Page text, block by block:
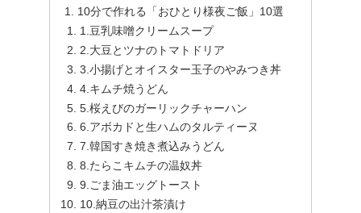
10分で作れる「おひとり様夜ご飯」10選
1.豆乳味噌クリームスープ
2.大豆とツナのトマトドリア
3.小揚げとオイスター玉子のやみつき丼
4.キムチ焼うどん
5.桜えびのガーリックチャーハン
6.アボカドと生ハムのタルティーヌ
7.韓国すき焼き煮込みうどん
8.たらこキムチの温奴丼
9.ごま油エッグトースト
10.納豆の出汁茶漬け